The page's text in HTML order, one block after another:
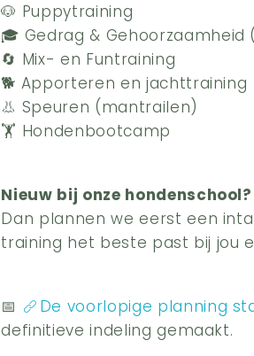
🐶 Puppytraining
🎓 Gedrag &
🔄 Mix- en Funtraining
🐕 Apporteren en jachttraining
👃 Speuren (mantrailen)
🏋️ Hondenbootcamp
Nieuw bij onze hondenschool?
Dan plannen we eerst een
training het beste past bij jou
📅
De voorlopige planning
definitieve indeling gemaakt.